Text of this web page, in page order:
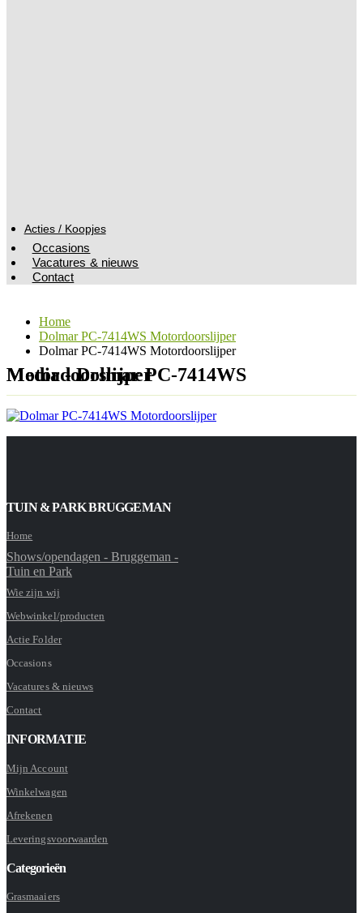
Acties / Koopjes
Occasions
Vacatures & nieuws
Contact
Home
Dolmar PC-7414WS Motordoorslijper
Dolmar PC-7414WS Motordoorslijper
Media - Dolmar PC-7414WS Motordoorslijper
TUIN & PARK BRUGGEMAN
Home
Shows/opendagen - Bruggeman -
Tuin en Park
Wie zijn wij
Webwinkel/producten
Actie Folder
Occasions
Vacatures & nieuws
Contact
INFORMATIE
Mijn Account
Winkelwagen
Afrekenen
Leveringsvoorwaarden
Categorieën
Grasmaaiers